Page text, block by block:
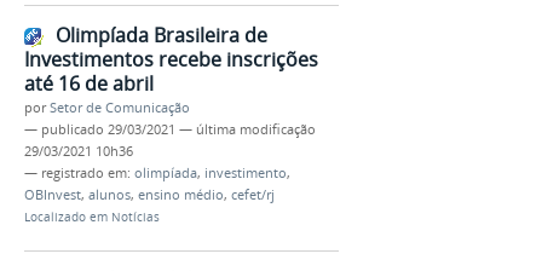
Olimpíada Brasileira de
Investimentos recebe inscrições
até 16 de abril
porSetor de Comunicação
— publicado 29/03/2021 — última modificação
29/03/2021 10h36
— registrado em: olimpíada, investimento,
OBInvest, alunos, ensino médio, cefet/rj
Localizado em Notícias